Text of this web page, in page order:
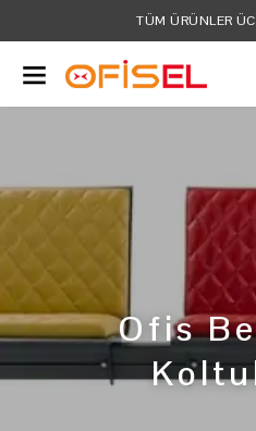
TÜM KREDI KARTLARINA
Ofis